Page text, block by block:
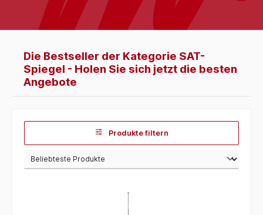
Die Bestseller der Kategorie SAT-
Spiegel - Holen Sie sich jetzt die besten
Angebote
Produkte filtern